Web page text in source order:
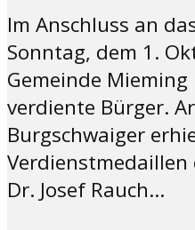
Im Anschluss an
Sonntag, dem 1.
Gemeinde
verdiente Bürger.
Burgschwaiger
Dr. Josef Rauch...